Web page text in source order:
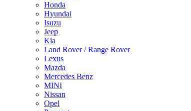
Honda
Hyundai
Isuzu
Jeep
Kia
Land Rover / Range Rover
Lexus
Mazda
Mercedes Benz
MINI
Nissan
Opel